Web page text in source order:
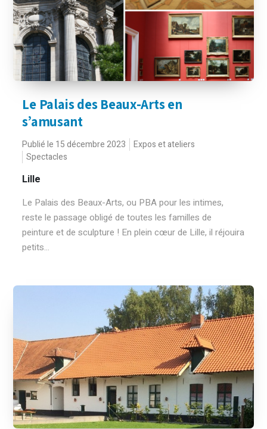
Le Palais des Beaux-Arts en
s’amusant
Publié le 15 décembre 2023
Expos et ateliers
Spectacles
Lille
Le Palais des Beaux-Arts, ou PBA pour les intimes,
reste le passage obligé de toutes les familles de
peinture et de sculpture ! En plein cœur de Lille, il réjouira
petits...